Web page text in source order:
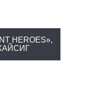
HEROES»,